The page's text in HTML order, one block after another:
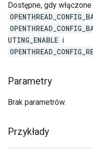
Dostępne, gdy
UTING_ENABLE i
Parametry
Brak parametrów.
Przykłady